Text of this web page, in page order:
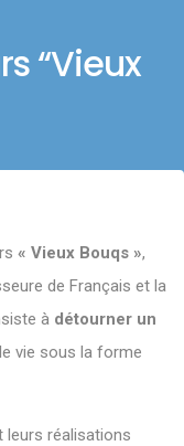
“Vieux
« Vieux Bouqs »,
de Français et la
à détourner un
vie sous la forme
leurs réalisations